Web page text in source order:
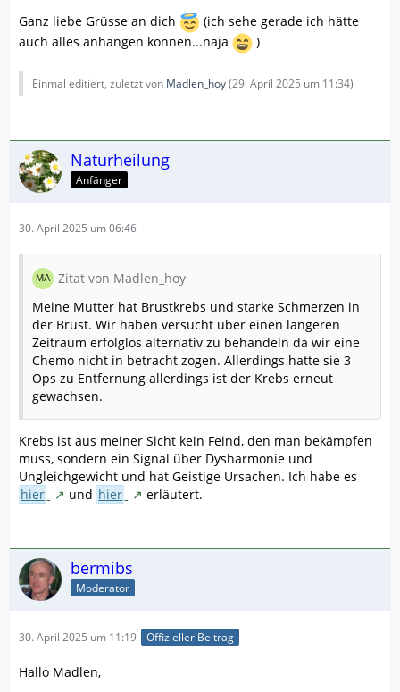
Ganz liebe Grüsse an dich
(ich sehe gerade ich hätte
auch alles anhängen können...naja
)
Einmal editiert, zuletzt von Madlen_hoy(29. April 2025 um 11:34)
Naturheilung
Anfänger
30. April 2025 um 06:46
Zitat von Madlen_hoy
Meine Mutter hat Brustkrebs und starke Schmerzen in
der Brust. Wir haben versucht über einen längeren
Zeitraum erfolglos alternativ zu behandeln da wir eine
Chemo nicht in betracht zogen. Allerdings hatte sie 3
Ops zu Entfernung allerdings ist der Krebs erneut
gewachsen.
Krebs ist aus meiner Sicht kein Feind, den man bekämpfen
muss, sondern ein Signal über Dysharmonie und
Ungleichgewicht und hat Geistige Ursachen. Ich habe es
hier
und hier erläutert.
bermibs
Moderator
30. April 2025 um 11:19 Offizieller Beitrag
Hallo Madlen,